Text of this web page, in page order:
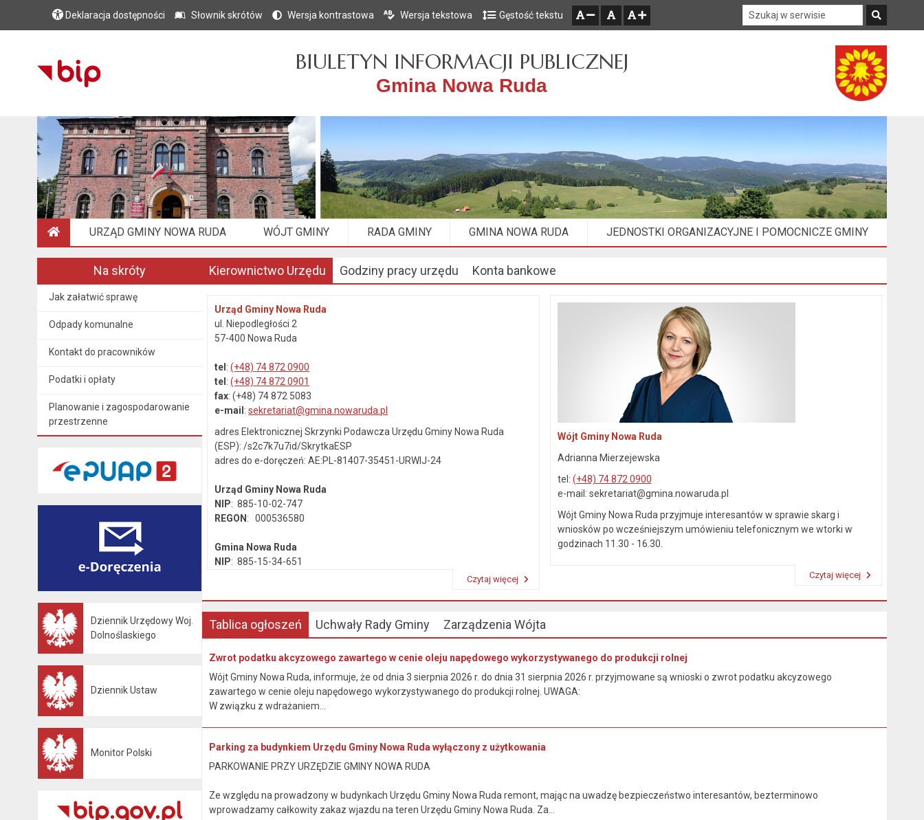
Przejdź do głównego menu
Przejdź do treści
Przejdź do mapy serwisu
Deklaracja dostępności Słownik skrótów Wersja kontrastowa Wersja tekstowa Gęstość tekstu
BIULETYN INFORMACJI PUBLICZNEJ
Gmina Nowa Ruda
URZĄD GMINY NOWA RUDA WÓJT GMINY RADA GMINY GMINA NOWA RUDA JEDNOSTKI ORGANIZACYJNE I POMOCNICZE GMINY
Na skróty
Jak załatwić sprawę
Odpady komunalne
Kontakt do pracowników
Podatki i opłaty
Planowanie i zagospodarowanie
przestrzenne
Dziennik Urzędowy Woj.
Dolnoślaskiego
Dziennik Ustaw
Monitor Polski
Kierownictwo Urzędu Godziny pracy urzędu Konta bankowe
Urząd Gminy Nowa Ruda
ul. Niepodległości 2
57-400 Nowa Ruda
tel :(+48) 74 872 0900
tel :(+48) 74 872 0901
fax: (+48) 74 872 5083
e-mail :sekretariat@gmina.nowaruda.pl
adres Elektronicznej Skrzynki Podawcza Urzędu Gminy Nowa Ruda
(ESP): /s2c7k7u7id/SkrytkaESP
adres do e-doręczeń: AE:PL-81407-35451-URWIJ-24
Urząd Gminy Nowa Ruda
NIP: 885-10-02-747
REGON : 000536580
Gmina Nowa Ruda
NIP: 885-15-34-651
Czytaj więcej
Wójt Gminy Nowa Ruda
Adrianna Mierzejewska
tel: (+48) 74 872 0900
e-mail: sekretariat@gmina.nowaruda.pl
Wójt Gminy Nowa Ruda przyjmuje interesantów w sprawie skarg i
wniosków po wcześniejszym umówieniu telefonicznym we wtorki w
godzinach 11.30 - 16.30.
Czytaj więcej
Tablica ogłoszeń Uchwały Rady Gminy Zarządzenia Wójta
Zwrot podatku akcyzowego zawartego w cenie oleju napędowego wykorzystywanego do produkcji rolnej
Wójt Gminy Nowa Ruda, informuje, że od dnia 3 sierpnia 2026 r. do dnia 31 sierpnia 2026 r. przyjmowane są wnioski o zwrot podatku akcyzowego
zawartego w cenie oleju napędowego wykorzystywanego do produkcji rolnej. UWAGA:
W związku z wdrażaniem...
Parking za budynkiem Urzędu Gminy Nowa Ruda wyłączony z użytkowania
PARKOWANIE PRZY URZĘDZIE GMINY NOWA RUDA
Ze względu na prowadzony w budynkach Urzędu Gminy Nowa Ruda remont, mając na uwadzę bezpieczeństwo interesantów, bezterminowo
wprowadzamy całkowity zakaz wjazdu na teren Urzędu Gminy Nowa Ruda. Za...